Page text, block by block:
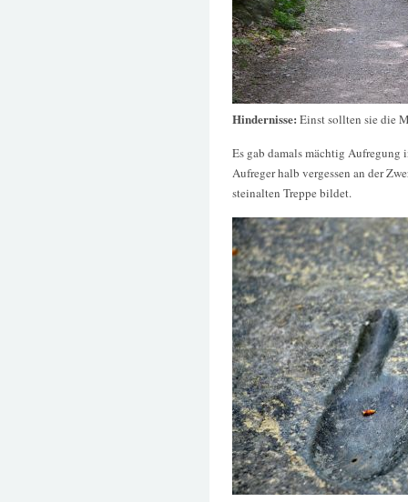
Hindernisse: Einst sollten sie die
Es gab damals mächtig Aufregung
Aufreger halb vergessen an der
steinalten Treppe bildet.